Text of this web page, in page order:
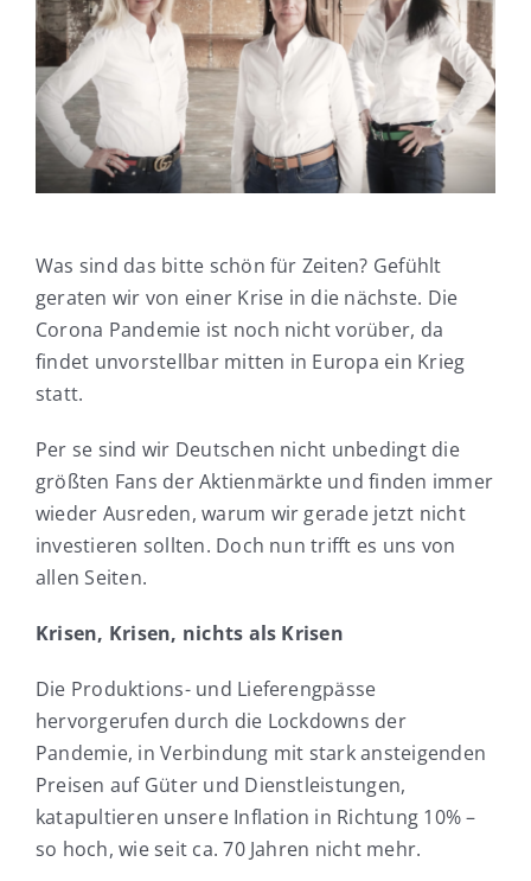
Was sind das bitte schön für Zeiten? Gefühlt
geraten wir von einer Krise in die nächste. Die
Corona Pandemie ist noch nicht vorüber, da
findet unvorstellbar mitten in Europa ein Krieg
statt.
Per se sind wir Deutschen nicht unbedingt die
größten Fans der Aktienmärkte und finden immer
wieder Ausreden, warum wir gerade jetzt nicht
investieren sollten. Doch nun trifft es uns von
allen Seiten.
Krisen, Krisen, nichts als Krisen
Die Produktions- und Lieferengpässe
hervorgerufen durch die Lockdowns der
Pandemie, in Verbindung mit stark ansteigenden
Preisen auf Güter und Dienstleistungen,
katapultieren unsere Inflation in Richtung 10% –
so hoch, wie seit ca. 70 Jahren nicht mehr.